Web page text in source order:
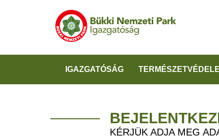
IGAZGATÓSÁG
KÉRJÜK ADJA MEG